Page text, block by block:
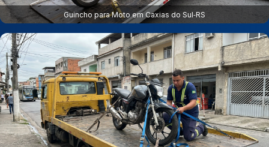
Guincho para Moto em Caxias do Sul‑RS